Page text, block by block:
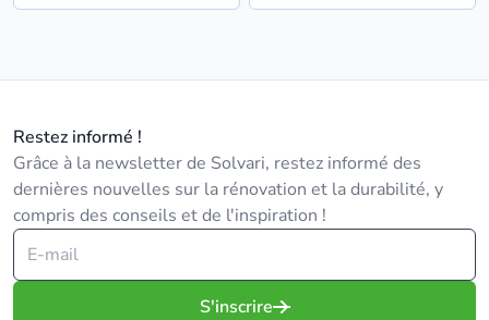
Restez informé !
Grâce à la newsletter de Solvari, restez informé des
dernières nouvelles sur la rénovation et la durabilité, y
compris des conseils et de l'inspiration !
S'inscrire